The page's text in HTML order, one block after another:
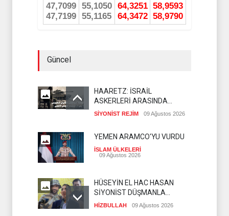
Güncel
HAARETZ: İSRAİL
ASKERLERİ ARASINDA
İNTİHAR ORANI ARTIYOR
SİYONİST REJİM 09 Ağustos 2026
YEMEN ARAMCO'YU VURDU
İSLAM ÜLKELERİ
09 Ağustos 2026
HÜSEYİN EL HAC HASAN
SİYONİST DÜŞMANLA
YAPILAN MÜZAKERELERİ
HİZBULLAH 09 Ağustos 2026